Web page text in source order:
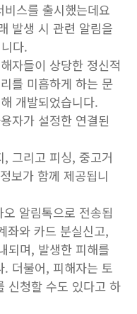
스를 출시했는데요
발생 시 관련 알림을
다.
자들이 상당한 정신적
를 미흡하게 하는 문
개발되었습니다.
자가 설정한 연결된
그리고 피싱, 중고거
보가 함께 제공됩니
알림톡으로 전송됩
좌와 카드 분실신고,
되며, 발생한 피해를
. 더불어, 피해자는 토
신청할 수도 있다고 하